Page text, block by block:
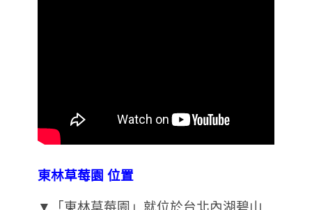
東林草莓園 位置
▼「東林草莓園」就位於台北內湖碧山